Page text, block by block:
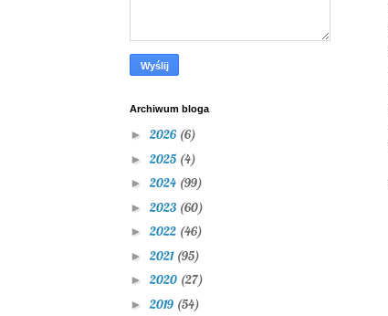
Archiwum bloga
►2026 (6)
► 2025 (4)
►2024 (99)
► 2023 (60)
►2022 (46)
► 2021 (95)
►2020 (27)
► 2019 (54)